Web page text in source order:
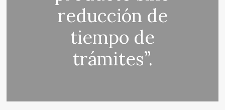
reducción de
tiempo de
trámites”.